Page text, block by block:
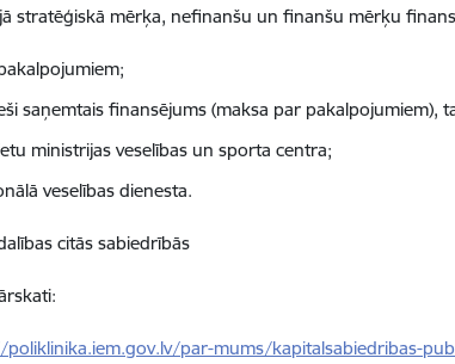
stratēģiskā mērķa, nefinanšu un finanšu mērķu
saņemtais finansējums (maksa par pakalpojumiem),
ministrijas veselības un sporta centra;
veselības dienesta.
citās sabiedrībās
par-mums/kapitalsabiedribas-